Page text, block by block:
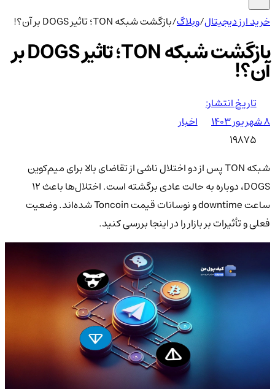
خرید ارز دیجیتال/وبلاگ/بازگشت شبکه TON؛ تاثیر DOGS بر آن؟!
بازگشت شبکه TON؛ تاثیر DOGS بر
آن؟!
تاریخ انتشار:
۸ شهریور ۱۴۰۳
اخبار
19875
شبکه TON پس از دو اختلال ناشی از تقاضای بالا برای میم‌کوین
DOGS، دوباره به حالت عادی برگشته است. اختلال‌ها باعث ۱۲
ساعت downtime و نوسانات قیمت Toncoin شده‌اند. وضعیت
فعلی و تأثیرات بر بازار را در اینجا بررسی کنید.